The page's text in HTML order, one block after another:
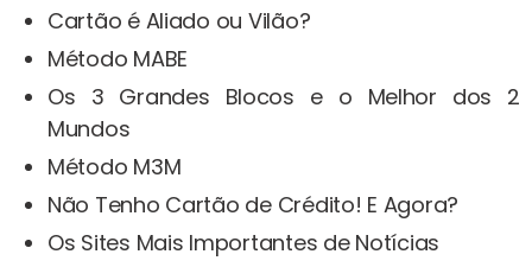
Cartão é Aliado ou Vilão?
Método MABE
Os 3 Grandes Blocos e o Melhor dos 2
Mundos
Método M3M
Não Tenho Cartão de Crédito! E Agora?
Os Sites Mais Importantes de Notícias